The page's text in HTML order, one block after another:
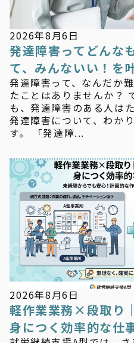
2026年8月6日
発達障害ってどんな
て、みんないい！を
発達障害って、なんだか
たことはありませんか？
も、発達障害のある人は
発達障害について、わか
す。 「発達障...
お
2026年8月6日
軽作業業務×段取り
身につく効率的な仕